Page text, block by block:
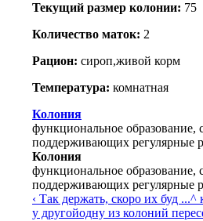
Текущий размер кoлонии: 75
Количество маток: 2
Рацион: сироп,живой корм
Температура: комнатная
Колония
функциональное образование,
поддерживающих регулярные
Колония
функциональное образование,
поддерживающих регулярные
‹ Так держать, скоро их буд ...^
у другойодну из колоний